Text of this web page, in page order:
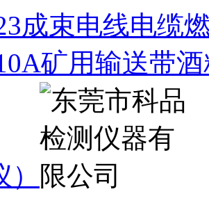
成束电线电缆
矿用输送带